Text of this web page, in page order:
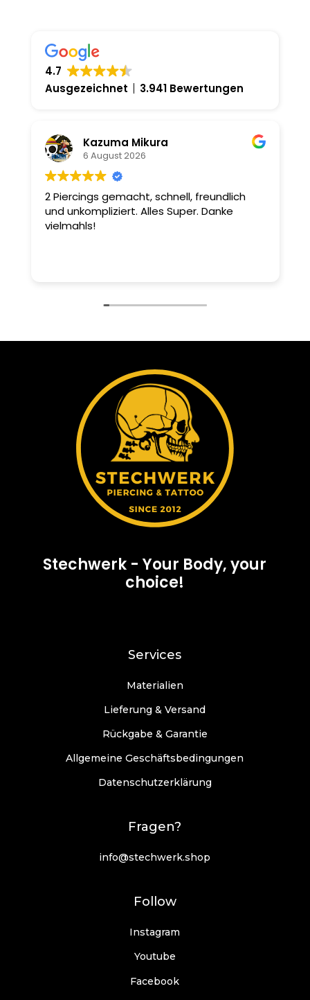
4.7
Ausgezeichnet
3.941 Bewertungen
Kazuma Mikura
6 August 2026
2 Piercings gemacht, schnell, freundlich
und unkompliziert. Alles Super. Danke
vielmahls!
Stechwerk - Your Body, your
choice!
Services
Materialien
Lieferung & Versand
Rückgabe & Garantie
Allgemeine Geschäftsbedingungen
Datenschutzerklärung
Fragen?
info@stechwerk.shop
Follow
Instagram
Youtube
Facebook